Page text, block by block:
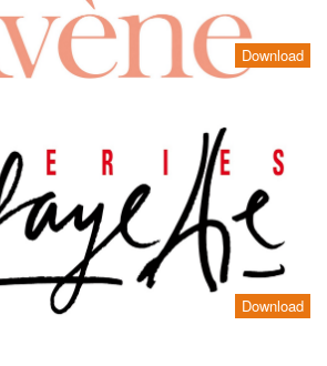
Download
Download